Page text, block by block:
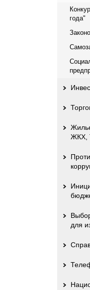
года"
ЖКХ,
для